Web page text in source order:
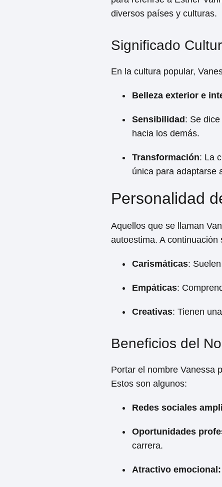
diversos países y culturas.
Significado
En la cultura popular,
Belleza exterior e
Sensibilidad : Se
hacia los demás.
Transformación: La
única para adaptarse
Personalidad
Aquellos que se llaman
autoestima. A
Carismáticas:
Empáticas:
Creativas: Tienen
Beneficios del
Portar el nombre Vanessa
Estos son algunos:
Redes sociales
Oportunidades
carrera.
Atractivo emocional: